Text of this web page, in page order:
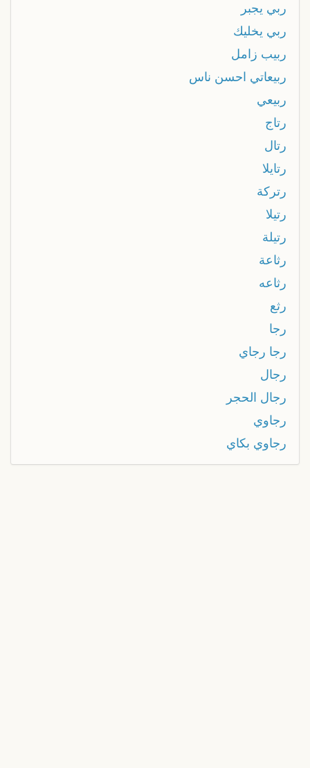
ربي يجبر
ربي يخليك
ربيب زامل
ربيعاتي احسن ناس
ربيعي
رتاج
رتال
رتايلا
رتركة
رتيلا
رتيلة
رثاعة
رثاعه
رثع
رجا
رجا رجاي
رجال
رجال الحجر
رجاوي
رجاوي بكاي